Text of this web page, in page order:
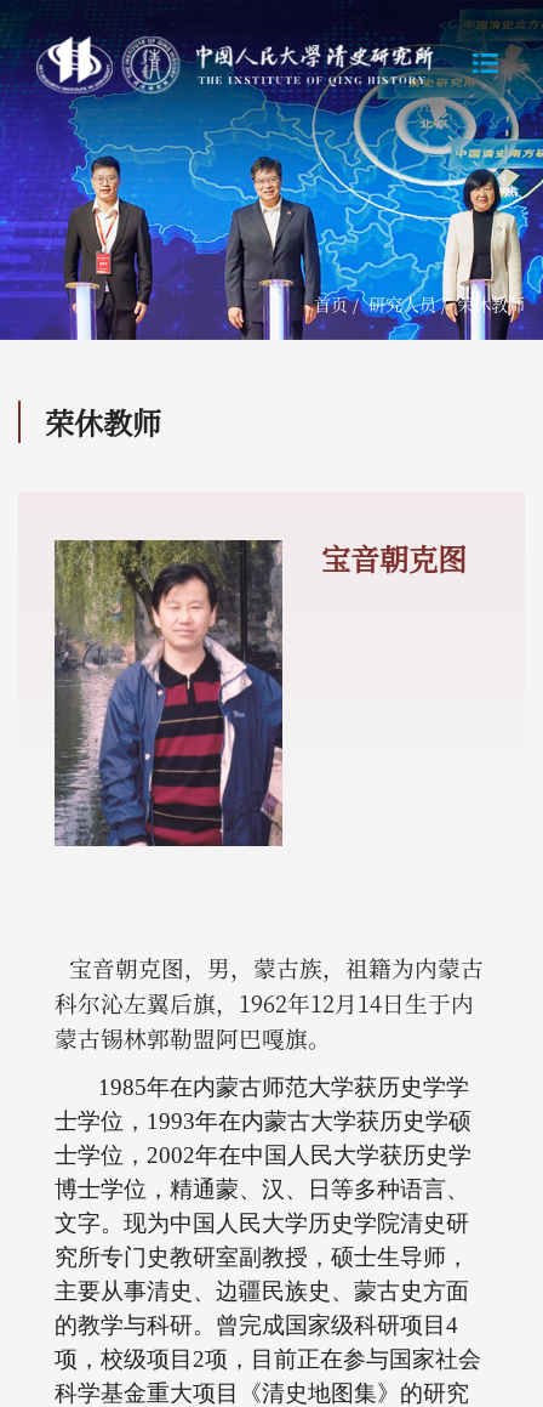
首页/研究人员/荣休教师
荣休教师
宝音朝克图
宝音朝克图，男，蒙古族，祖籍为内蒙古
科尔沁左翼后旗，1962年12月14日生于内
蒙古锡林郭勒盟阿巴嘎旗。
1985年在内蒙古师范大学获历史学学
士学位，1993年在内蒙古大学获历史学硕
士学位，2002年在中国人民大学获历史学
博士学位，精通蒙、汉、日等多种语言、
文字。现为中国人民大学历史学院清史研
究所专门史教研室副教授，硕士生导师，
主要从事清史、边疆民族史、蒙古史方面
的教学与科研。曾完成国家级科研项目4
项，校级项目2项，目前正在参与国家社会
科学基金重大项目《清史地图集》的研究